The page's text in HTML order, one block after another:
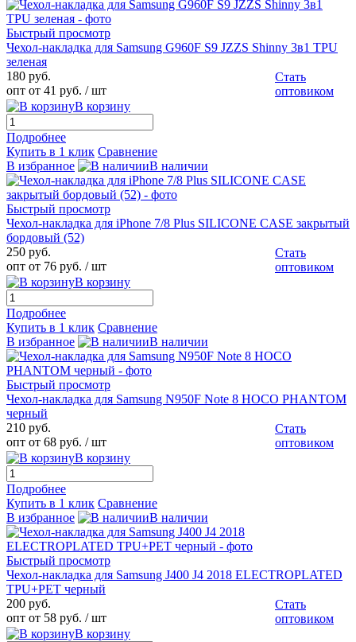
Быстрый просмотр
Чехол-накладка для Samsung G960F S9 JZZS Shinny 3в1 TPU
зеленая
180 руб.
опт от 41 руб. / шт
Стать
оптовиком
В корзину
Подробнее
Купить в 1 клик Сравнение
В избранное
В наличии
Быстрый просмотр
Чехол-накладка для iPhone 7/8 Plus SILICONE CASE закрытый
бордовый (52)
250 руб.
опт от 76 руб. / шт
Стать
оптовиком
В корзину
Подробнее
Купить в 1 клик Сравнение
В избранное
В наличии
Быстрый просмотр
Чехол-накладка для Samsung N950F Note 8 HOCO PHANTOM
черный
210 руб.
опт от 68 руб. / шт
Стать
оптовиком
В корзину
Подробнее
Купить в 1 клик Сравнение
В избранное
В наличии
Быстрый просмотр
Чехол-накладка для Samsung J400 J4 2018 ELECTROPLATED
TPU+PET черный
200 руб.
опт от 58 руб. / шт
Стать
оптовиком
В корзину